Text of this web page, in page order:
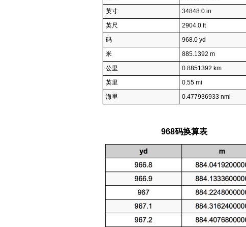
英寸
34848.0 in
英尺
2904.0 ft
码
968.0 yd
米
885.1392 m
公里
0.8851392 km
英里
0.55 mi
海里
0.477936933 nmi
968码换算表